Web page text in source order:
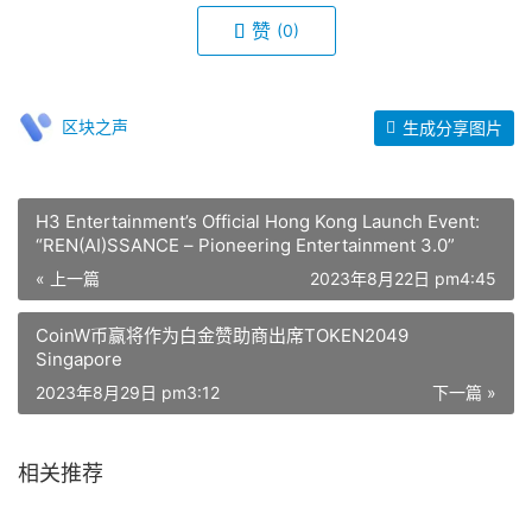
赞 (0)
区块之声 生成分享图片
H3 Entertainment’s Official Hong Kong Launch Event:
“REN(AI)SSANCE – Pioneering Entertainment 3.0”
« 上一篇 2023年8月22日 pm4:45
CoinW币赢将作为白金赞助商出席TOKEN2049
Singapore
下一篇 »
2023年8月29日 pm3:12
相关推荐